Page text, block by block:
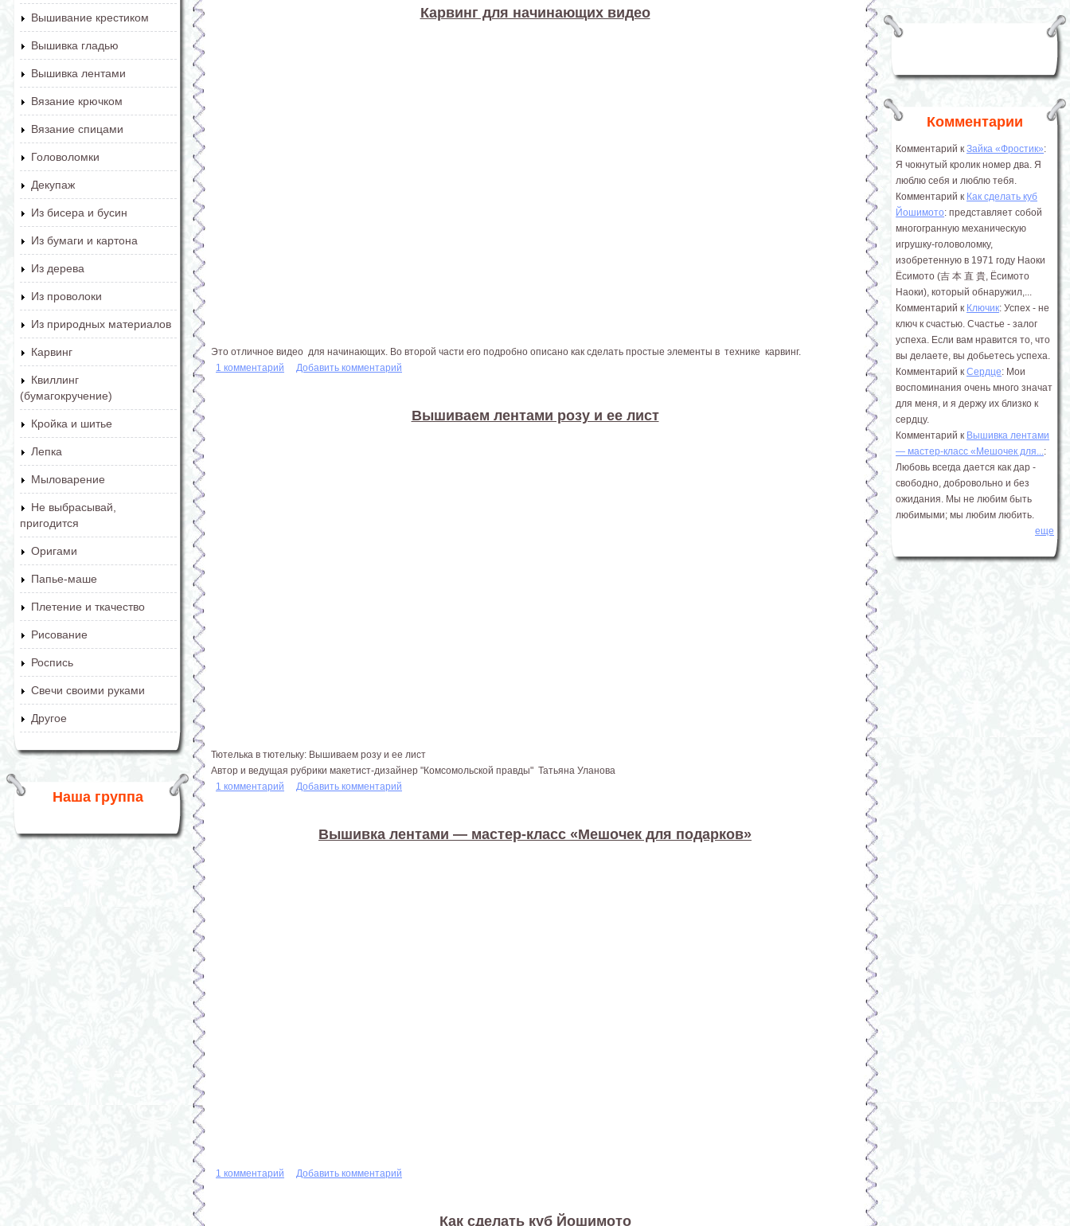
Вышивание крестиком
Вышивка гладью
Вышивка лентами
Вязание крючком
Вязание спицами
Головоломки
Декупаж
Из бисера и бусин
Из бумаги и картона
Из дерева
Из проволоки
Из природных материалов
Карвинг
Квиллинг
(бумагокручение)
Кройка и шитье
Лепка
Мыловарение
Не выбрасывай,
пригодится
Оригами
Папье-маше
Плетение и ткачество
Рисование
Роспись
Свечи своими руками
Другое
Наша группа
Карвинг для начинающих видео
Это отличное видео для начинающих. Во второй части его подробно описано как сделать простые элементы в технике карвинг.
1 комментарий
Добавить комментарий
Вышиваем лентами розу и ее лист
Тютелька в тютельку: Вышиваем розу и ее лист
Автор и ведущая рубрики макетист-дизайнер "Комсомольской правды" Татьяна Уланова
1 комментарий
Добавить комментарий
Вышивка лентами ― мастер-класс «Мешочек для подарков»
1 комментарий Добавить комментарий
Как сделать куб Йошимото
Комментарии
Комментарий к Зайка «Фростик»:
Я чокнутый кролик номер два. Я
люблю себя и люблю тебя.
Комментарий к Как сделать куб
Йошимото: представляет собой
многогранную механическую
игрушку-головоломку,
изобретенную в 1971 году Наоки
Ёсимото (吉 本 直 貴, Ёсимото
Наоки), который обнаружил,...
Комментарий к Ключик: Успех - не
ключ к счастью. Счастье - залог
успеха. Если вам нравится то, что
вы делаете, вы добьетесь успеха.
Комментарий к Сердце: Мои
воспоминания очень много значат
для меня, и я держу их близко к
сердцу.
Комментарий к Вышивка лентами
― мастер-класс «Мешочек для...:
Любовь всегда дается как дар -
свободно, добровольно и без
ожидания. Мы не любим быть
любимыми; мы любим любить.
еще